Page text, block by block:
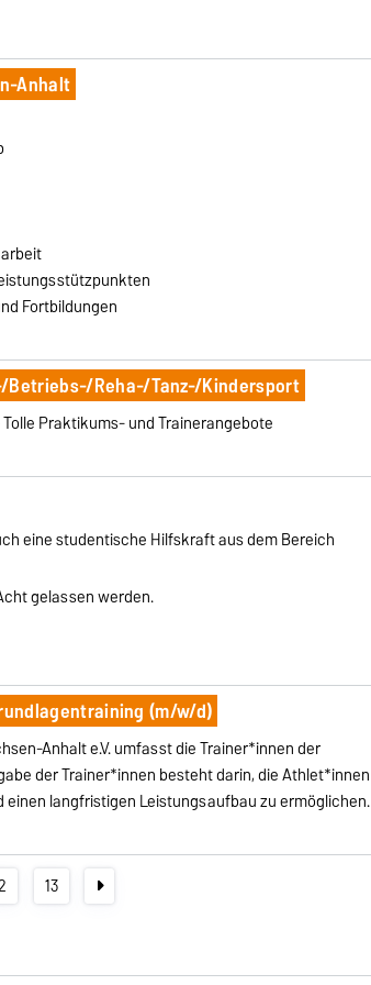
Anhalt
Fortbildungen
Betriebs-/Reha-/Tanz-/Kinder­sport
Praktikums- und Trainerangebote
eine studentische Hilfskraft aus dem Bereich
gelassen werden.
(m/w/d)
Anhalt e.V. umfasst die Trainer*innen der
der Trainer*innen besteht darin, die Athlet*innen
langfristigen Leistungsaufbau zu ermöglichen.
13